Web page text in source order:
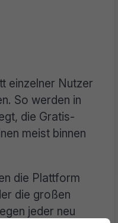
einzelner Nutzer
So werden in
die Gratis-
meist binnen
die Plattform
die großen
jeder neu